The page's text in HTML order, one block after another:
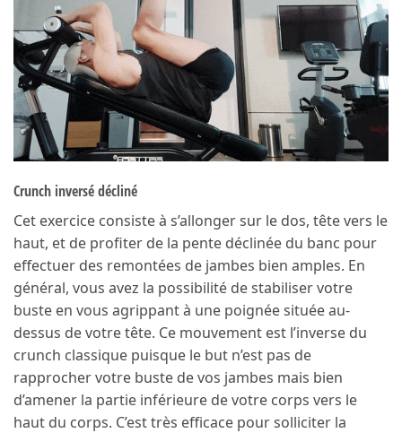
Crunch inversé décliné
Cet exercice consiste à s’allonger sur le dos, tête vers le
haut, et de profiter de la pente déclinée du banc pour
effectuer des remontées de jambes bien amples. En
général, vous avez la possibilité de stabiliser votre
buste en vous agrippant à une poignée située au-
dessus de votre tête. Ce mouvement est l’inverse du
crunch classique puisque le but n’est pas de
rapprocher votre buste de vos jambes mais bien
d’amener la partie inférieure de votre corps vers le
haut du corps. C’est très efficace pour solliciter la